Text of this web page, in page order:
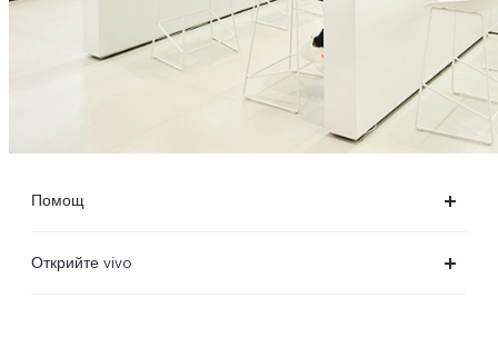
Помощ
Открийте vivo